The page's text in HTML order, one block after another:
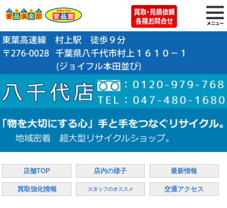
店舗TOP 店内の様子 最新情報
買取強化情報 スタッフのオススメ 交通アクセス